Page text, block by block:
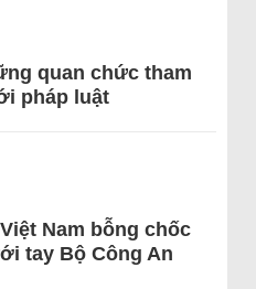
quan chức tham
pháp luật
Nam bỗng chốc
tay Bộ Công An